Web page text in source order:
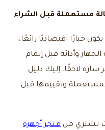
مستعملة قبل الشراء
خيارًا اقتصاديًا رائعًا،
وأدائه قبل إتمام
لاحقًا، إليك دليل
وتقييمها قبل
تشتري من متجر أجهزة